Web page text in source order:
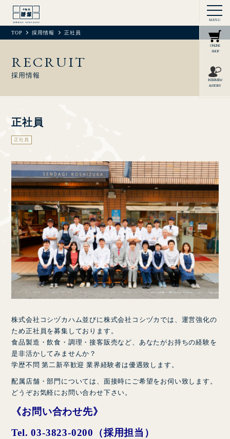
MENU
ONLINE
SHOP
INTERVIEW
& STORY
TOP 採用情報 正社員
RECRUIT
採用情報
正社員
正社員
株式会社コシヅカハム並びに株式会社コシヅカでは、運営強化の
ため正社員を募集しております。
食品製造・飲食・調理・接客販売など、あなたがお持ちの経験を
是非活かしてみませんか？
学歴不問 第二新卒歓迎 業界経験者は優遇致します。
配属店舗・部門については、面接時にご希望をお伺い致します。
どうぞお気軽にお問い合わせ下さい。
《お問い合わせ先》
Tel. 03-3823-0200（採用担当）